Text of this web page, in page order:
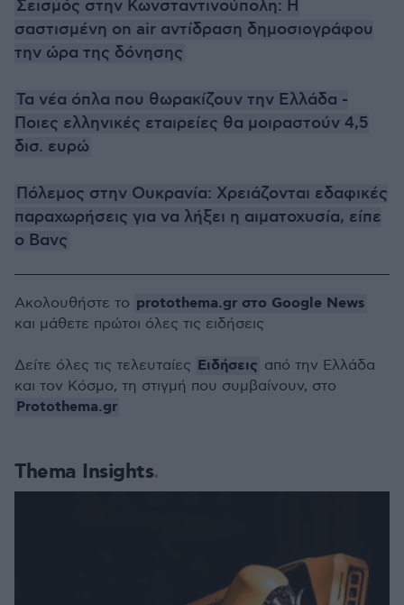
Σεισμός στην Κωνσταντινούπολη: Η
σαστισμένη on air αντίδραση δημοσιογράφου
την ώρα της δόνησης
Τα νέα όπλα που θωρακίζουν την Ελλάδα -
Ποιες ελληνικές εταιρείες θα μοιραστούν 4,5
δισ. ευρώ
Πόλεμος στην Ουκρανία: Χρειάζονται εδαφικές
παραχωρήσεις για να λήξει η αιματοχυσία, είπε
ο Βανς
Thema Insights
Ακολουθήστε το protothema.gr στο Google News
και μάθετε πρώτοι όλες τις ειδήσεις
Δείτε όλες τις τελευταίες Ειδήσεις από την Ελλάδα
και τον Κόσμο, τη στιγμή που συμβαίνουν, στο
Protothema.gr